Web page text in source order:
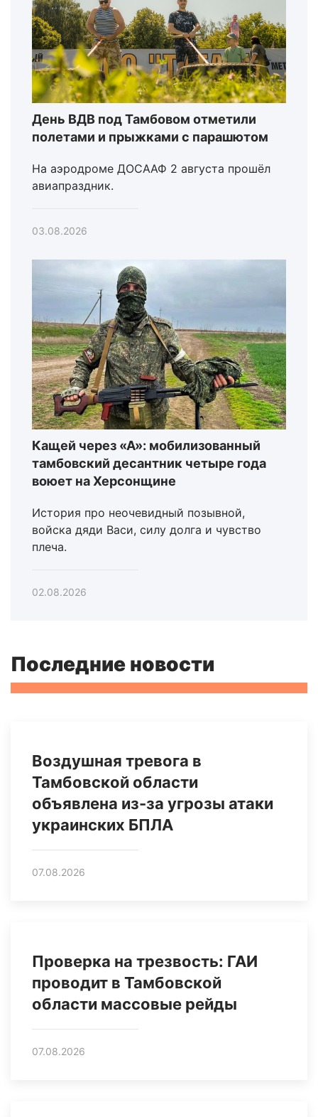
День ВДВ под Тамбовом отметили
полетами и прыжками с парашютом
На аэродроме ДОСААФ 2 августа прошёл
авиапраздник.
03.08.2026
Кащей через «А»: мобилизованный
тамбовский десантник четыре года
воюет на Херсонщине
История про неочевидный позывной,
войска дяди Васи, силу долга и чувство
плеча.
02.08.2026
Последние новости
Воздушная тревога в
Тамбовской области
объявлена из-за угрозы атаки
украинских БПЛА
07.08.2026
Проверка на трезвость: ГАИ
проводит в Тамбовской
области массовые рейды
07.08.2026